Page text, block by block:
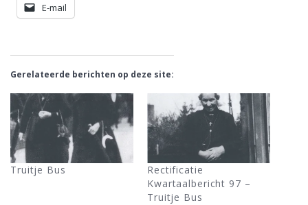
E-mail
Gerelateerde berichten op deze site:
Truitje Bus
Rectificatie
Kwartaalbericht 97 –
Truitje Bus